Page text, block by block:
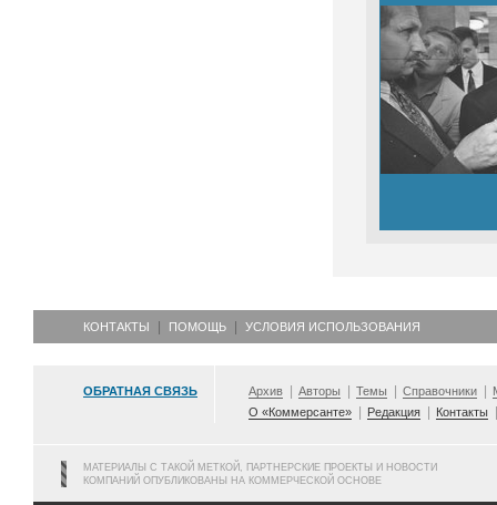
КОНТАКТЫ ПОМОЩЬ УСЛОВИЯ ИСПОЛЬЗОВАНИЯ
ОБРАТНАЯ СВЯЗЬ Архив Авторы Темы Справочники
О «Коммерсанте»
Редакция Контакты
МАТЕРИАЛЫ С ТАКОЙ МЕТКОЙ, ПАРТНЕРСКИЕ ПРОЕКТЫ И НОВОСТИ
КОМПАНИЙ ОПУБЛИКОВАНЫ НА КОММЕРЧЕСКОЙ ОСНОВЕ